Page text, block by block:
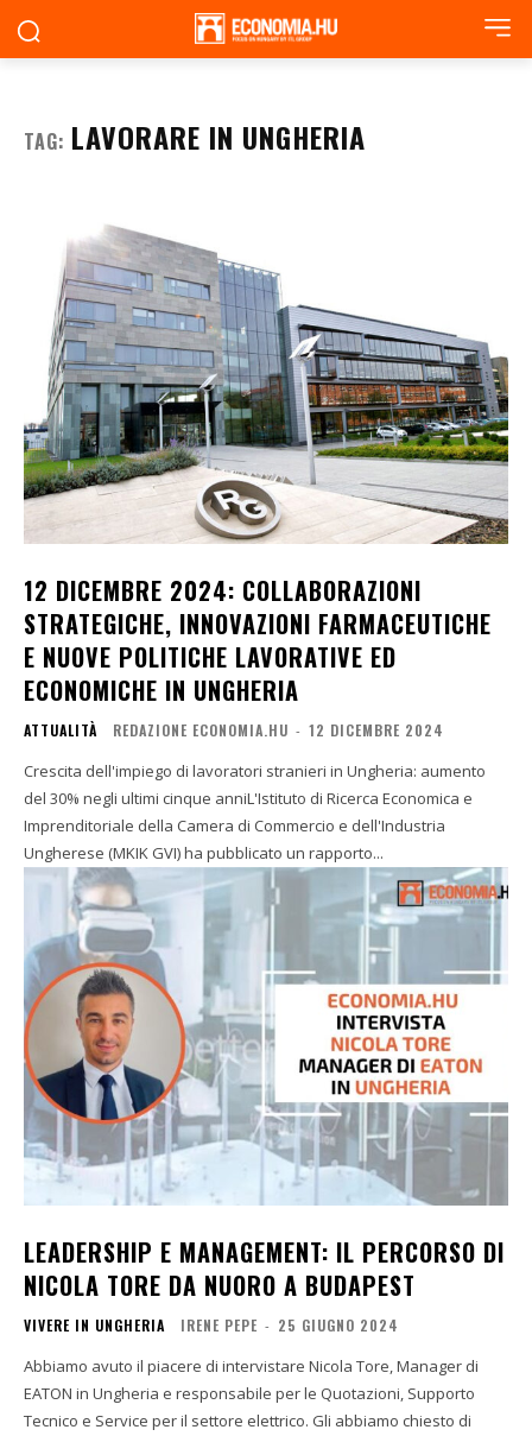
TAG: LAVORARE IN UNGHERIA
12 DICEMBRE 2024: COLLABORAZIONI
STRATEGICHE, INNOVAZIONI FARMACEUTICHE
E NUOVE POLITICHE LAVORATIVE ED
ECONOMICHE IN UNGHERIA
ATTUALITÀ REDAZIONE ECONOMIA.HU - 12 DICEMBRE 2024
Crescita dell'impiego di lavoratori stranieri in Ungheria: aumento
del 30% negli ultimi cinque anniL'Istituto di Ricerca Economica e
Imprenditoriale della Camera di Commercio e dell'Industria
Ungherese (MKIK GVI) ha pubblicato un rapporto...
LEADERSHIP E MANAGEMENT: IL PERCORSO DI
NICOLA TORE DA NUORO A BUDAPEST
VIVERE IN UNGHERIA IRENE PEPE - 25 GIUGNO 2024
Abbiamo avuto il piacere di intervistare Nicola Tore, Manager di
EATON in Ungheria e responsabile per le Quotazioni, Supporto
Tecnico e Service per il settore elettrico. Gli abbiamo chiesto di